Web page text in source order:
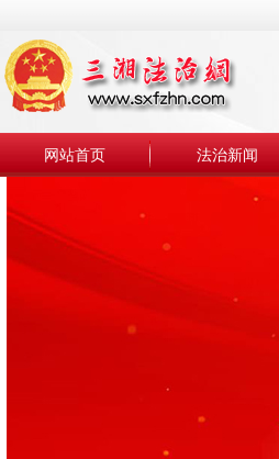
网站首页 法治新闻